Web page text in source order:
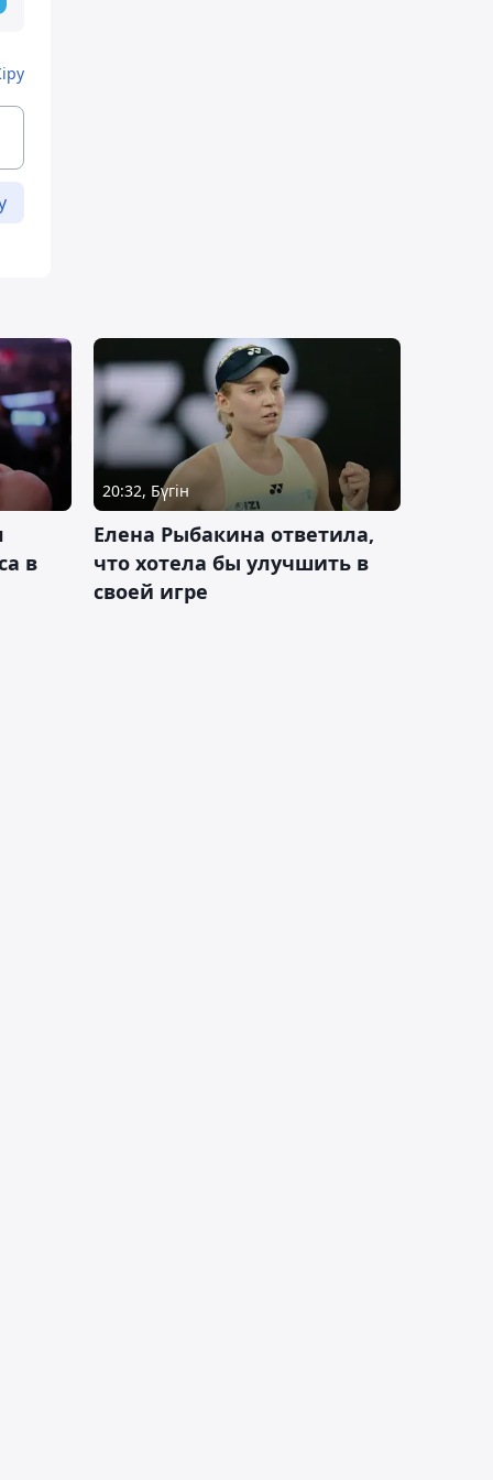
в
20:32, Бүгін
Елена Рыбакина ответила,
что хотела бы улучшить в
своей игре